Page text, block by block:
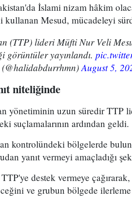
İslami nizam hâkim
Mesud, mücadeleyi
(TTP) lideri Müfti Nur Veli
görüntüler yayınlandı.
August 5,
niteliğinde
yönetiminin uzun süredir TTP
suçlamalarının ardından geldi.
kontrolündeki bölgelerde
yanıt vermeyi amaçladığı
TTP'ye destek vermeye
ve grubun bölgede